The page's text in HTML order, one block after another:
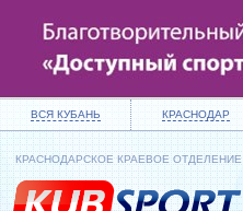
ВСЯ КУБАНЬ КРАСНОДАР
КРАСНОДАРСКОЕ КРАЕВОЕ